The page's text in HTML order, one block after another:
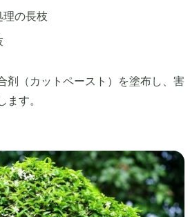
理の長枝
剤（カットペースト）を塗布し、害
ます。